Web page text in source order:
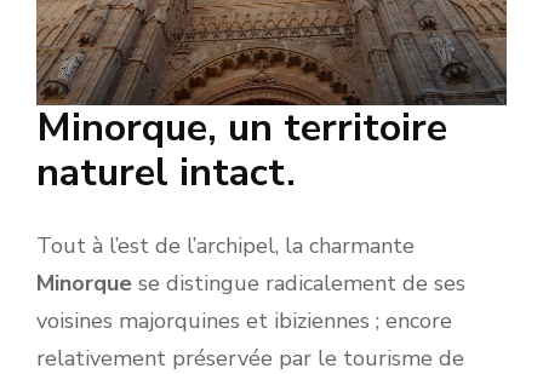
Minorque, un territoire
naturel intact.
Tout à l’est de l’archipel, la charmante
Minorque se distingue radicalement de ses
voisines majorquines et ibiziennes ; encore
relativement préservée par le tourisme de